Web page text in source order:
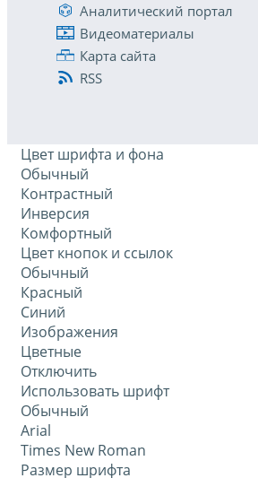
Аналитический портал
Видеоматериалы
Карта сайта
RSS
Цвет шрифта и фона
Обычный
Контрастный
Инверсия
Комфортный
Цвет кнопок и ссылок
Обычный
Красный
Синий
Изображения
Цветные
Отключить
Использовать шрифт
Обычный
Arial
Times New Roman
Размер шрифта